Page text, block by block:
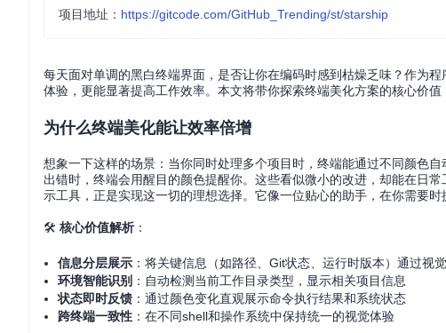
项目地址： https://gitcode.com/GitHub_Trending/st/starship
每天面对单调的黑白终端界面，是否让你在编码时感到枯燥乏味？作为
体验，更能显著提高工作效率。本文将带你探索终端美化方案的核心价
为什么终端美化能让效率倍增
想象一下这样的场景：当你同时处理多个项目时，终端能通过不同颜色
出错时，终端会用醒目的颜色提醒你。这些看似微小的改进，却能在日
示工具，正是实现这一切的理想选择。它像一位贴心的助手，在你需要时
🛠️ 核心价值解析：
信息分层展示 ：将关键信息（如路径、Git状态、运行时版本）通过视
环境智能识别 ：自动检测当前工作目录类型，显示相关项目信息
状态即时反馈 ：通过颜色变化直观展示命令执行结果和系统状态
跨终端一致性 ：在不同shell和操作系统中保持统一的视觉体验